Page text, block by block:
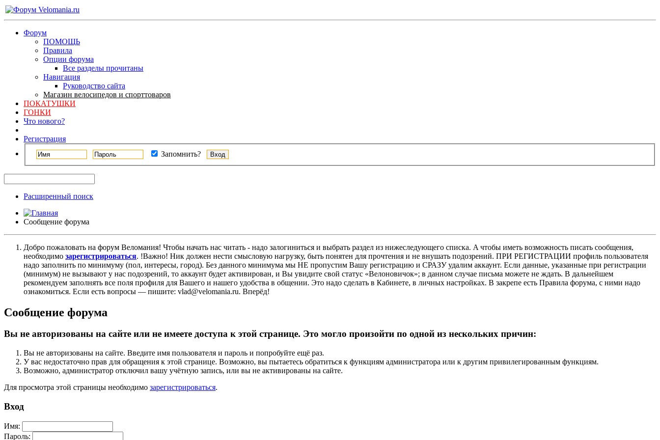
Форум
ПОМОЩЬ
Правила
Опции форума
Все разделы прочитаны
Навигация
Руководство сайта
Магазин велосипедов и спорттоваров
ПОКАТУШКИ
ГОНКИ
Что нового?
Регистрация
Запомнить?
Расширенный поиск
Сообщение форума
Добро пожаловать на форум Веломания! Чтобы начать нас читать - надо залогиниться и выбрать раздел из нижеследующего списка. A чтобы иметь возможность писать сообщения,
необходимо зарегистрироваться. !Важно! Ник должен нести смысловую нагрузку, быть понятен для прочтения и не внушать подозрений. ПРИ РЕГИСТРАЦИИ профиль пользователя
надо заполнить по минимуму (пол, интересы, город). Без данного минимума мы НЕ пропустим Вашу регистрацию и СРАЗУ удалим аккаунт. Если данные, указанные при регистрации
(минимум) не вызывают у нас подозрений, то аккаунт будет активирован, и Вы увидите свой статус «Велоновичок»; в данном случае письма можете не ждать. В дальнейшем
рекомендуем заполнять все поля профиля для Вашего и нашего удобства в общении. Это надо сделать в Кабинете, в личных настройках. В закрепе есть Правила форума, с ними надо
ознакомиться. Если есть вопросы — пишите: vlad@velomania.ru. Вперёд!
Сообщение форума
Вы не авторизованы на сайте или не имеете доступа к этой странице. Это могло произойти по одной из нескольких причин:
Вы не авторизованы на сайте. Введите имя пользователя и пароль и попробуйте ещё раз.
У вас недостаточно прав для обращения к этой странице. Возможно, вы пытаетесь обратиться к функциям администратора или к другим привилегированным функциям.
Возможно, администратор отключил вашу учётную запись, или вы не активированы на сайте.
Для просмотра этой страницы необходимо зарегистрироваться.
Вход
Имя:
Пароль: